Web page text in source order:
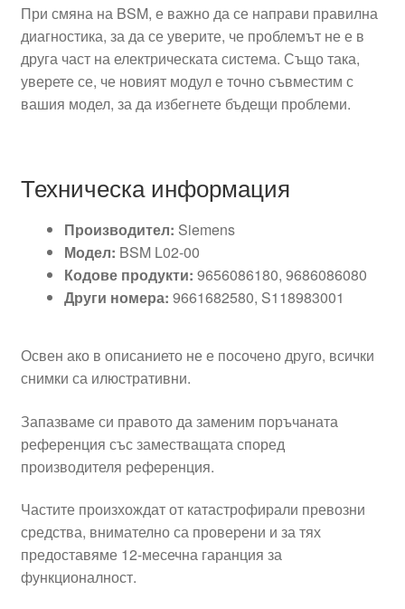
При смяна на BSM, е важно да се направи правилна
диагностика, за да се уверите, че проблемът не е в
друга част на електрическата система. Също така,
уверете се, че новият модул е точно съвместим с
вашия модел, за да избегнете бъдещи проблеми.
Техническа информация
Производител: Siemens
Модел: BSM L02-00
Кодове продукти: 9656086180, 9686086080
Други номера: 9661682580, S118983001
Освен ако в описанието не е посочено друго, всички
снимки са илюстративни.
Запазваме си правото да заменим поръчаната
референция със заместващата според
производителя референция.
Частите произхождат от катастрофирали превозни
средства, внимателно са проверени и за тях
предоставяме 12-месечна гаранция за
функционалност.